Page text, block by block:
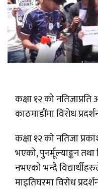
कक्षा १२ को नतिजाप्रति
काठमाडौंमा विरोध
कक्षा १२ को नतिजा
भएको, पुनर्मूल्याङ्कन
नभएको भन्दै
माइतिघरमा विरोध